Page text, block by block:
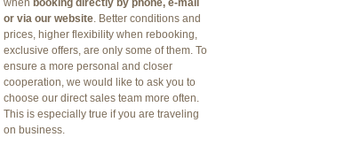
when booking directly by phone, e-mail
or via our website. Better conditions and
prices, higher flexibility when rebooking,
exclusive offers, are only some of them. To
ensure a more personal and closer
cooperation, we would like to ask you to
choose our direct sales team more often.
This is especially true if you are traveling
on business.